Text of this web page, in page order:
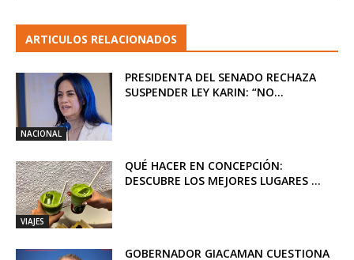
ARTICULOS RELACIONADOS
NACIONAL
PRESIDENTA DEL SENADO RECHAZA
SUSPENDER LEY KARIN: “NO...
VIAJES
QUÉ HACER EN CONCEPCIÓN:
DESCUBRE LOS MEJORES LUGARES ...
GOBERNADOR GIACAMAN CUESTIONA